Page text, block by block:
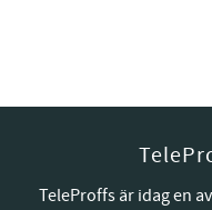
TeleProffs är idag en